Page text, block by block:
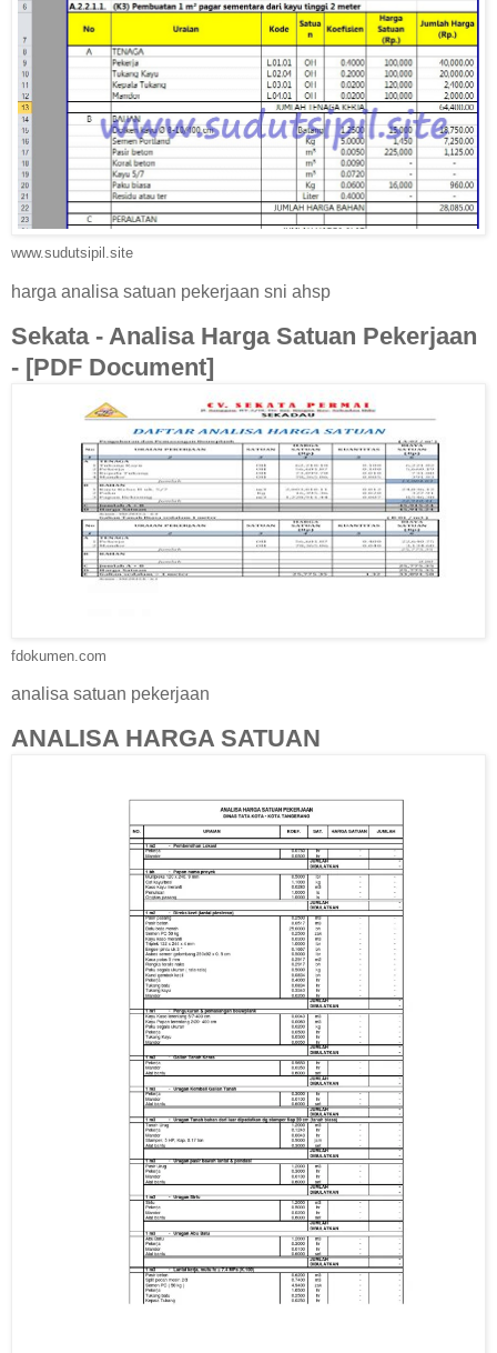
www.sudutsipil.site
harga analisa satuan pekerjaan sni ahsp
Sekata - Analisa Harga Satuan Pekerjaan
- [PDF Document]
fdokumen.com
analisa satuan pekerjaan
ANALISA HARGA SATUAN